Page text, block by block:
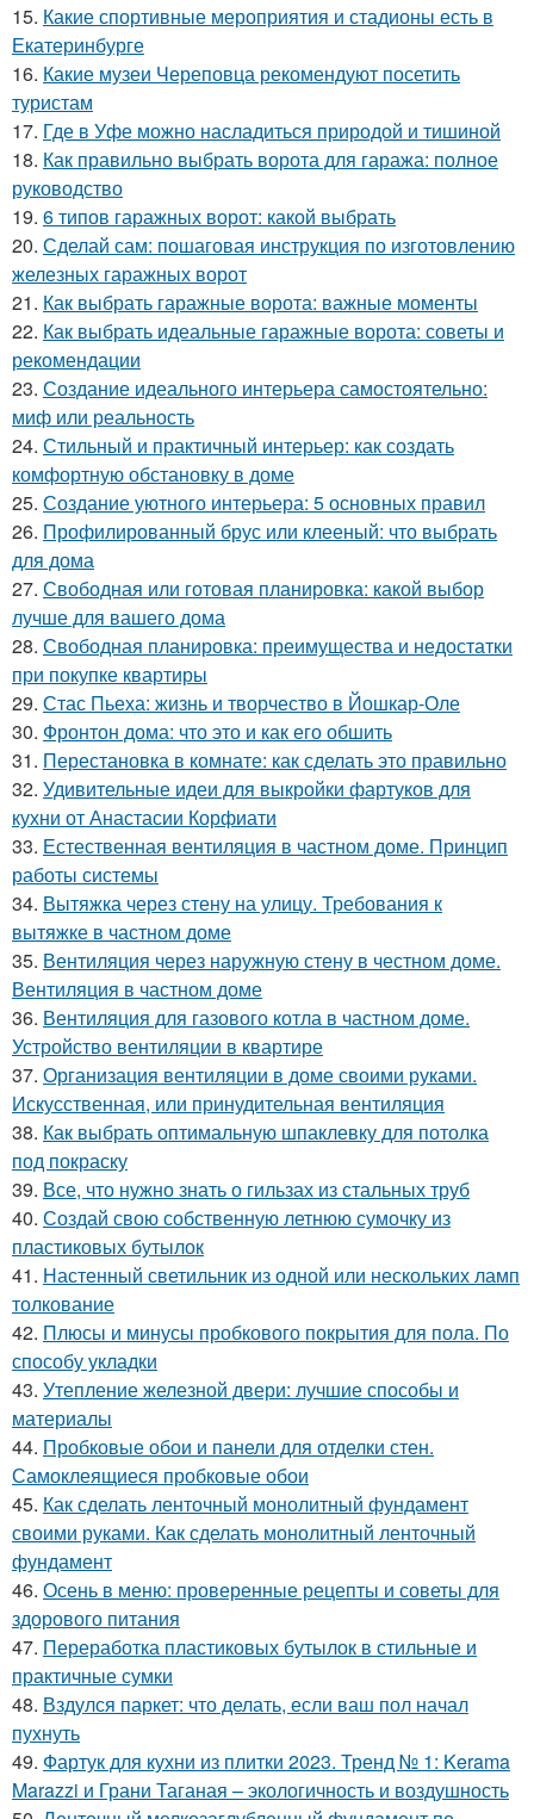
15. Какие спортивные мероприятия и стадионы есть в
Екатеринбурге
16. Какие музеи Череповца рекомендуют посетить
туристам
17. Где в Уфе можно насладиться природой и тишиной
18. Как правильно выбрать ворота для гаража: полное
руководство
19. 6 типов гаражных ворот: какой выбрать
20. Сделай сам: пошаговая инструкция по изготовлению
железных гаражных ворот
21. Как выбрать гаражные ворота: важные моменты
22. Как выбрать идеальные гаражные ворота: советы и
рекомендации
23. Создание идеального интерьера самостоятельно:
миф или реальность
24. Стильный и практичный интерьер: как создать
комфортную обстановку в доме
25. Создание уютного интерьера: 5 основных правил
26. Профилированный брус или клееный: что выбрать
для дома
27. Свободная или готовая планировка: какой выбор
лучше для вашего дома
28. Свободная планировка: преимущества и недостатки
при покупке квартиры
29. Стас Пьеха: жизнь и творчество в Йошкар-Оле
30. Фронтон дома: что это и как его обшить
31. Перестановка в комнате: как сделать это правильно
32. Удивительные идеи для выкройки фартуков для
кухни от Анастасии Корфиати
33. Естественная вентиляция в частном доме. Принцип
работы системы
34. Вытяжка через стену на улицу. Требования к
вытяжке в частном доме
35. Вентиляция через наружную стену в честном доме.
Вентиляция в частном доме
36. Вентиляция для газового котла в частном доме.
Устройство вентиляции в квартире
37. Организация вентиляции в доме своими руками.
Искусственная, или принудительная вентиляция
38. Как выбрать оптимальную шпаклевку для потолка
под покраску
39. Все, что нужно знать о гильзах из стальных труб
40. Создай свою собственную летнюю сумочку из
пластиковых бутылок
41. Настенный светильник из одной или нескольких ламп
толкование
42. Плюсы и минусы пробкового покрытия для пола. По
способу укладки
43. Утепление железной двери: лучшие способы и
материалы
44. Пробковые обои и панели для отделки стен.
Самоклеящиеся пробковые обои
45. Как сделать ленточный монолитный фундамент
своими руками. Как сделать монолитный ленточный
фундамент
46. Осень в меню: проверенные рецепты и советы для
здорового питания
47. Переработка пластиковых бутылок в стильные и
практичные сумки
48. Вздулся паркет: что делать, если ваш пол начал
пухнуть
49. Фартук для кухни из плитки 2023. Тренд № 1: Kerama
Marazzi и Грани Таганая – экологичность и воздушность